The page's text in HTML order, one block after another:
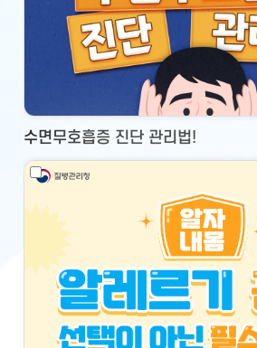
수면무호흡증 진단 관리법!